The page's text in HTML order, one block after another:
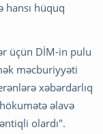
hansı hüquq
üçün DİM-in pulu
məcburiyyəti
xəbərdarlıq
əlavə
olardı".